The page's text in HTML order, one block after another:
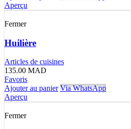
Aperçu
Fermer
Huilière
Articles de cuisines
135.00 MAD
Favoris
Ajouter au panier Via WhatsApp
Aperçu
Fermer